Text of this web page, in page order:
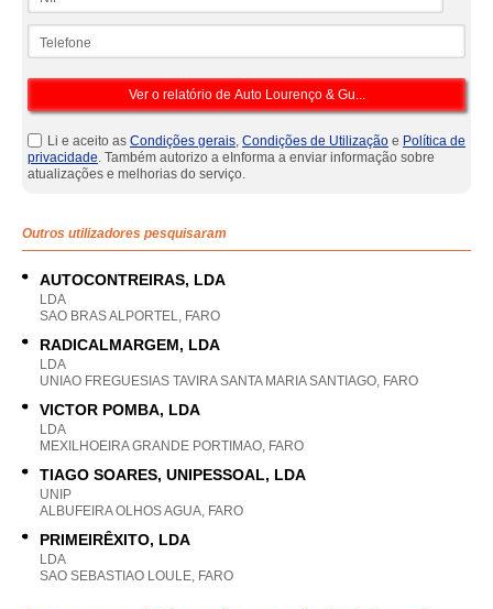
Li e aceito as Condições gerais, Condições de Utilização e Política de
privacidade. Também autorizo a eInforma a enviar informação sobre
atualizações e melhorias do serviço.
Outros utilizadores pesquisaram
AUTOCONTREIRAS, LDA
LDA
SAO BRAS ALPORTEL, FARO
RADICALMARGEM, LDA
LDA
UNIAO FREGUESIAS TAVIRA SANTA MARIA SANTIAGO, FARO
VICTOR POMBA, LDA
LDA
MEXILHOEIRA GRANDE PORTIMAO, FARO
TIAGO SOARES, UNIPESSOAL, LDA
UNIP
ALBUFEIRA OLHOS AGUA, FARO
PRIMEIRÊXITO, LDA
LDA
SAO SEBASTIAO LOULE, FARO